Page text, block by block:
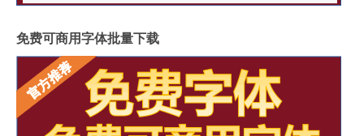
免费可商用字体批量下载